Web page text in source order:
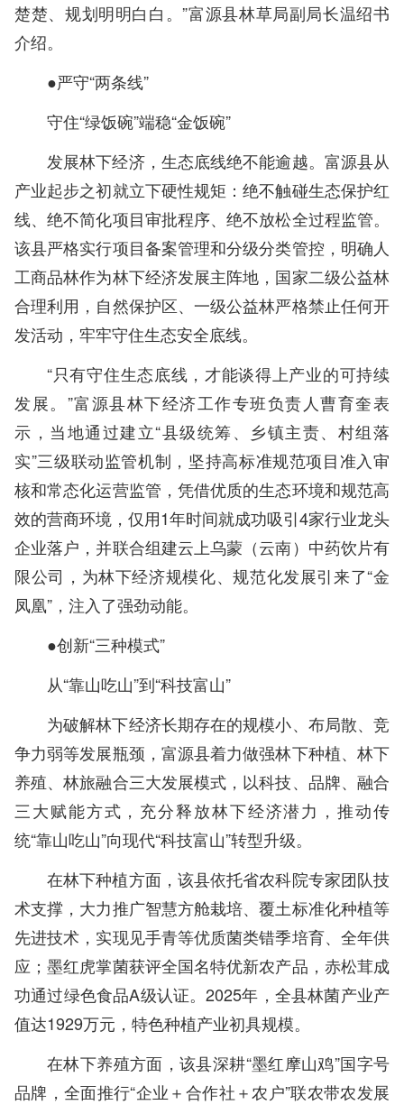
楚楚、规划明明白白。”富源县林草局副局长温绍书
介绍。
●严守“两条线”
守住“绿饭碗”端稳“金饭碗”
发展林下经济，生态底线绝不能逾越。富源县从
产业起步之初就立下硬性规矩：绝不触碰生态保护红
线、绝不简化项目审批程序、绝不放松全过程监管。
该县严格实行项目备案管理和分级分类管控，明确人
工商品林作为林下经济发展主阵地，国家二级公益林
合理利用，自然保护区、一级公益林严格禁止任何开
发活动，牢牢守住生态安全底线。
“只有守住生态底线，才能谈得上产业的可持续
发展。”富源县林下经济工作专班负责人曹育奎表
示，当地通过建立“县级统筹、乡镇主责、村组落
实”三级联动监管机制，坚持高标准规范项目准入审
核和常态化运营监管，凭借优质的生态环境和规范高
效的营商环境，仅用1年时间就成功吸引4家行业龙头
企业落户，并联合组建云上乌蒙（云南）中药饮片有
限公司，为林下经济规模化、规范化发展引来了“金
凤凰”，注入了强劲动能。
●创新“三种模式”
从“靠山吃山”到“科技富山”
为破解林下经济长期存在的规模小、布局散、竞
争力弱等发展瓶颈，富源县着力做强林下种植、林下
养殖、林旅融合三大发展模式，以科技、品牌、融合
三大赋能方式，充分释放林下经济潜力，推动传
统“靠山吃山”向现代“科技富山”转型升级。
在林下种植方面，该县依托省农科院专家团队技
术支撑，大力推广智慧方舱栽培、覆土标准化种植等
先进技术，实现见手青等优质菌类错季培育、全年供
应；墨红虎掌菌获评全国名特优新农产品，赤松茸成
功通过绿色食品A级认证。2025年，全县林菌产业产
值达1929万元，特色种植产业初具规模。
在林下养殖方面，该县深耕“墨红摩山鸡”国字号
品牌，全面推行“企业＋合作社＋农户”联农带农发展